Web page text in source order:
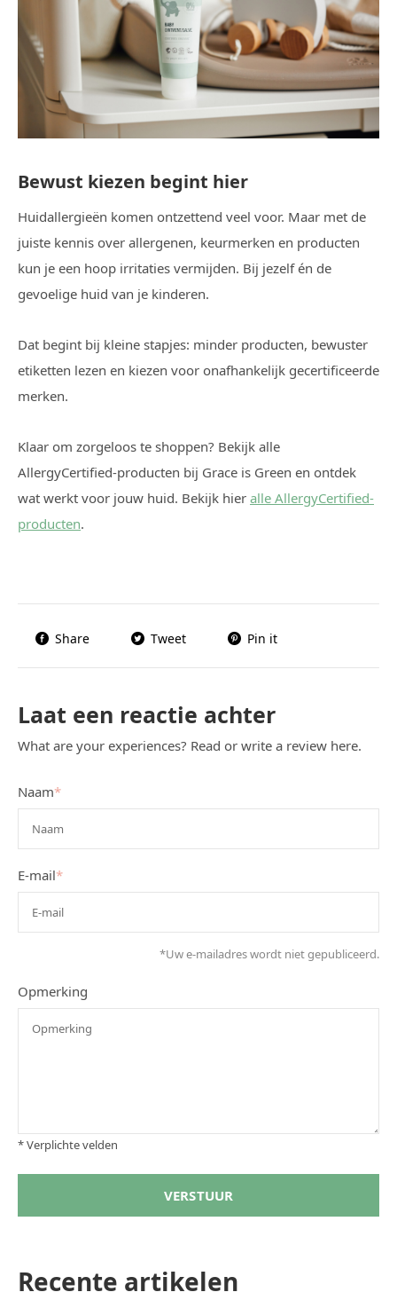
Bewust kiezen begint hier
Huidallergieën komen ontzettend veel voor. Maar met de
juiste kennis over allergenen, keurmerken en producten
kun je een hoop irritaties vermijden. Bij jezelf én de
gevoelige huid van je kinderen.
Dat begint bij kleine stapjes: minder producten, bewuster
etiketten lezen en kiezen voor onafhankelijk gecertificeerde
merken.
Klaar om zorgeloos te shoppen? Bekijk alle
AllergyCertified-producten bij Grace is Green en ontdek
wat werkt voor jouw huid. Bekijk hier alle AllergyCertified-
producten.
Share Tweet Pin it
Laat een reactie achter
What are your experiences? Read or write a review here.
Naam*
E-mail*
*Uw e-mailadres wordt niet gepubliceerd.
Opmerking
* Verplichte velden
VERSTUUR
Recente artikelen